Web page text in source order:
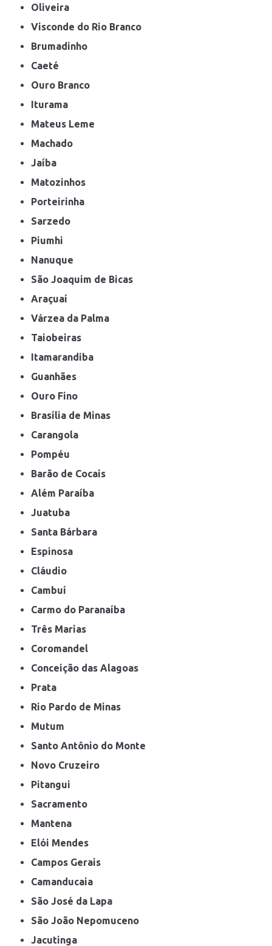
Oliveira
Visconde do Rio Branco
Brumadinho
Caeté
Ouro Branco
Iturama
Mateus Leme
Machado
Jaíba
Matozinhos
Porteirinha
Sarzedo
Piumhi
Nanuque
São Joaquim de Bicas
Araçuaí
Várzea da Palma
Taiobeiras
Itamarandiba
Guanhães
Ouro Fino
Brasília de Minas
Carangola
Pompéu
Barão de Cocais
Além Paraíba
Juatuba
Santa Bárbara
Espinosa
Cláudio
Cambuí
Carmo do Paranaíba
Três Marias
Coromandel
Conceição das Alagoas
Prata
Rio Pardo de Minas
Mutum
Santo Antônio do Monte
Novo Cruzeiro
Pitangui
Sacramento
Mantena
Elói Mendes
Campos Gerais
Camanducaia
São José da Lapa
São João Nepomuceno
Jacutinga